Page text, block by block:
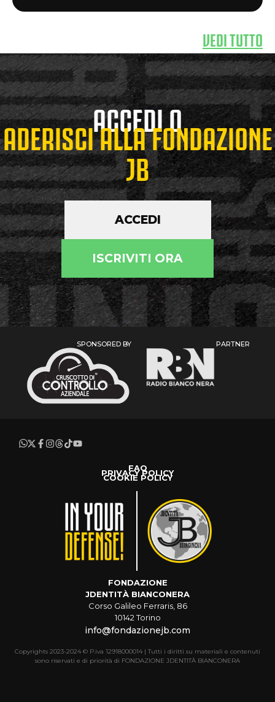
VEDI TUTTO
ACCEDI O
ADERISCI ALLA FONDAZIONE
JB
ACCEDI
ISCRIVITI ORA
SPONSORED BY PARTNER
FAQ
PRIVACY POLICY
COOKIE POLICY
FONDAZIONE
JDENTITÀ BIANCONERA
Corso Galileo Ferraris, 86
10142 Torino
info@fondazionejb.com
Copyrights 2023-2024 © P.iva 12918000014 | Tutti i diritti su materiali e contenuti
sono riservati e di priorità di FONDAZIONE JDENTITÀ BIANCONERA